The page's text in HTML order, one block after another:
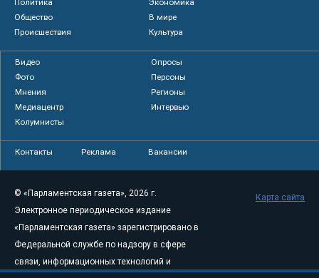
Общество
В мире
Происшествия
Культура
Видео
Опросы
Фото
Персоны
Мнения
Регионы
Медиацентр
Интервью
Колумнисты
Контакты Реклама Вакансии
© «Парламентская газета», 2026 г.
Электронное периодическое издание
«Парламентская газета» зарегистрировано в
Федеральной службе по надзору в сфере
связи, информационных технологий и
Карта сайта